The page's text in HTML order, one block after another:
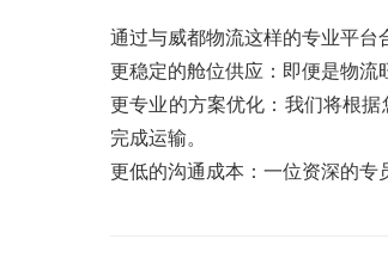
通过与威都物流这样的专业平台
更稳定的舱位供应：即便是物流
更专业的方案优化：我们将根
完成运输。
更低的沟通成本：一位资深的专